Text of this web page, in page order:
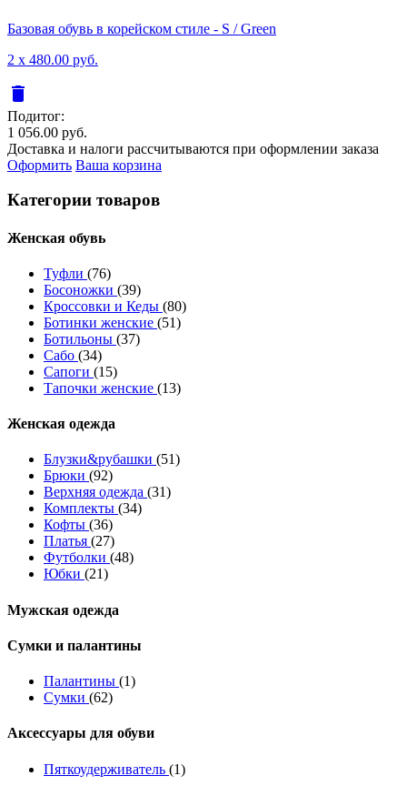
Базовая обувь в корейском стиле - S / Green
2 x 480.00 руб.
delete
Подитог:
1 056.00 руб.
Доставка и налоги рассчитываются при оформлении заказа
Оформить Ваша корзина
Категории товаров
Женcкая обувь
Туфли (76)
Босоножки (39)
Кроссовки и Кеды (80)
Ботинки женские (51)
Ботильоны (37)
Сабо (34)
Сапоги (15)
Тапочки женские (13)
Женская одежда
Блузки&рубашки (51)
Брюки (92)
Верхняя одежда (31)
Комплекты (34)
Кофты (36)
Платья (27)
Футболки (48)
Юбки (21)
Мужская одежда
Сумки и палантины
Палантины (1)
Сумки (62)
Аксессуары для обуви
Пяткоудерживатель (1)